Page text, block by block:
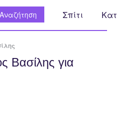
Σπίτι
Βασίλης για